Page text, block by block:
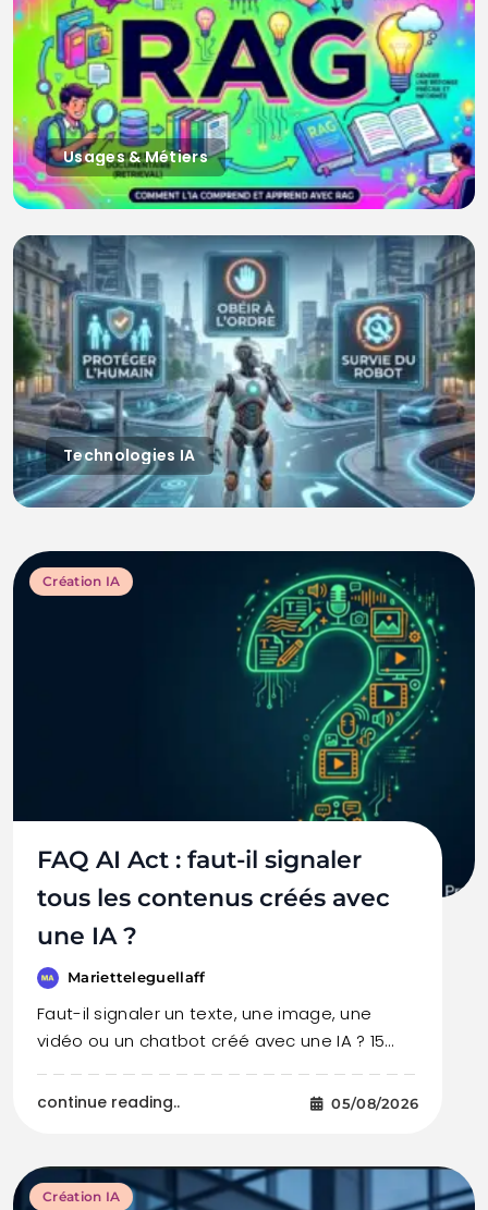
Usages & Métiers
Technologies IA
Création IA
FAQ AI Act : faut-il signaler
tous les contenus créés avec
une IA ?
Marietteleguellaff
Faut-il signaler un texte, une image, une
vidéo ou un chatbot créé avec une IA ? 15…
continue reading.. 05/08/2026
Création IA